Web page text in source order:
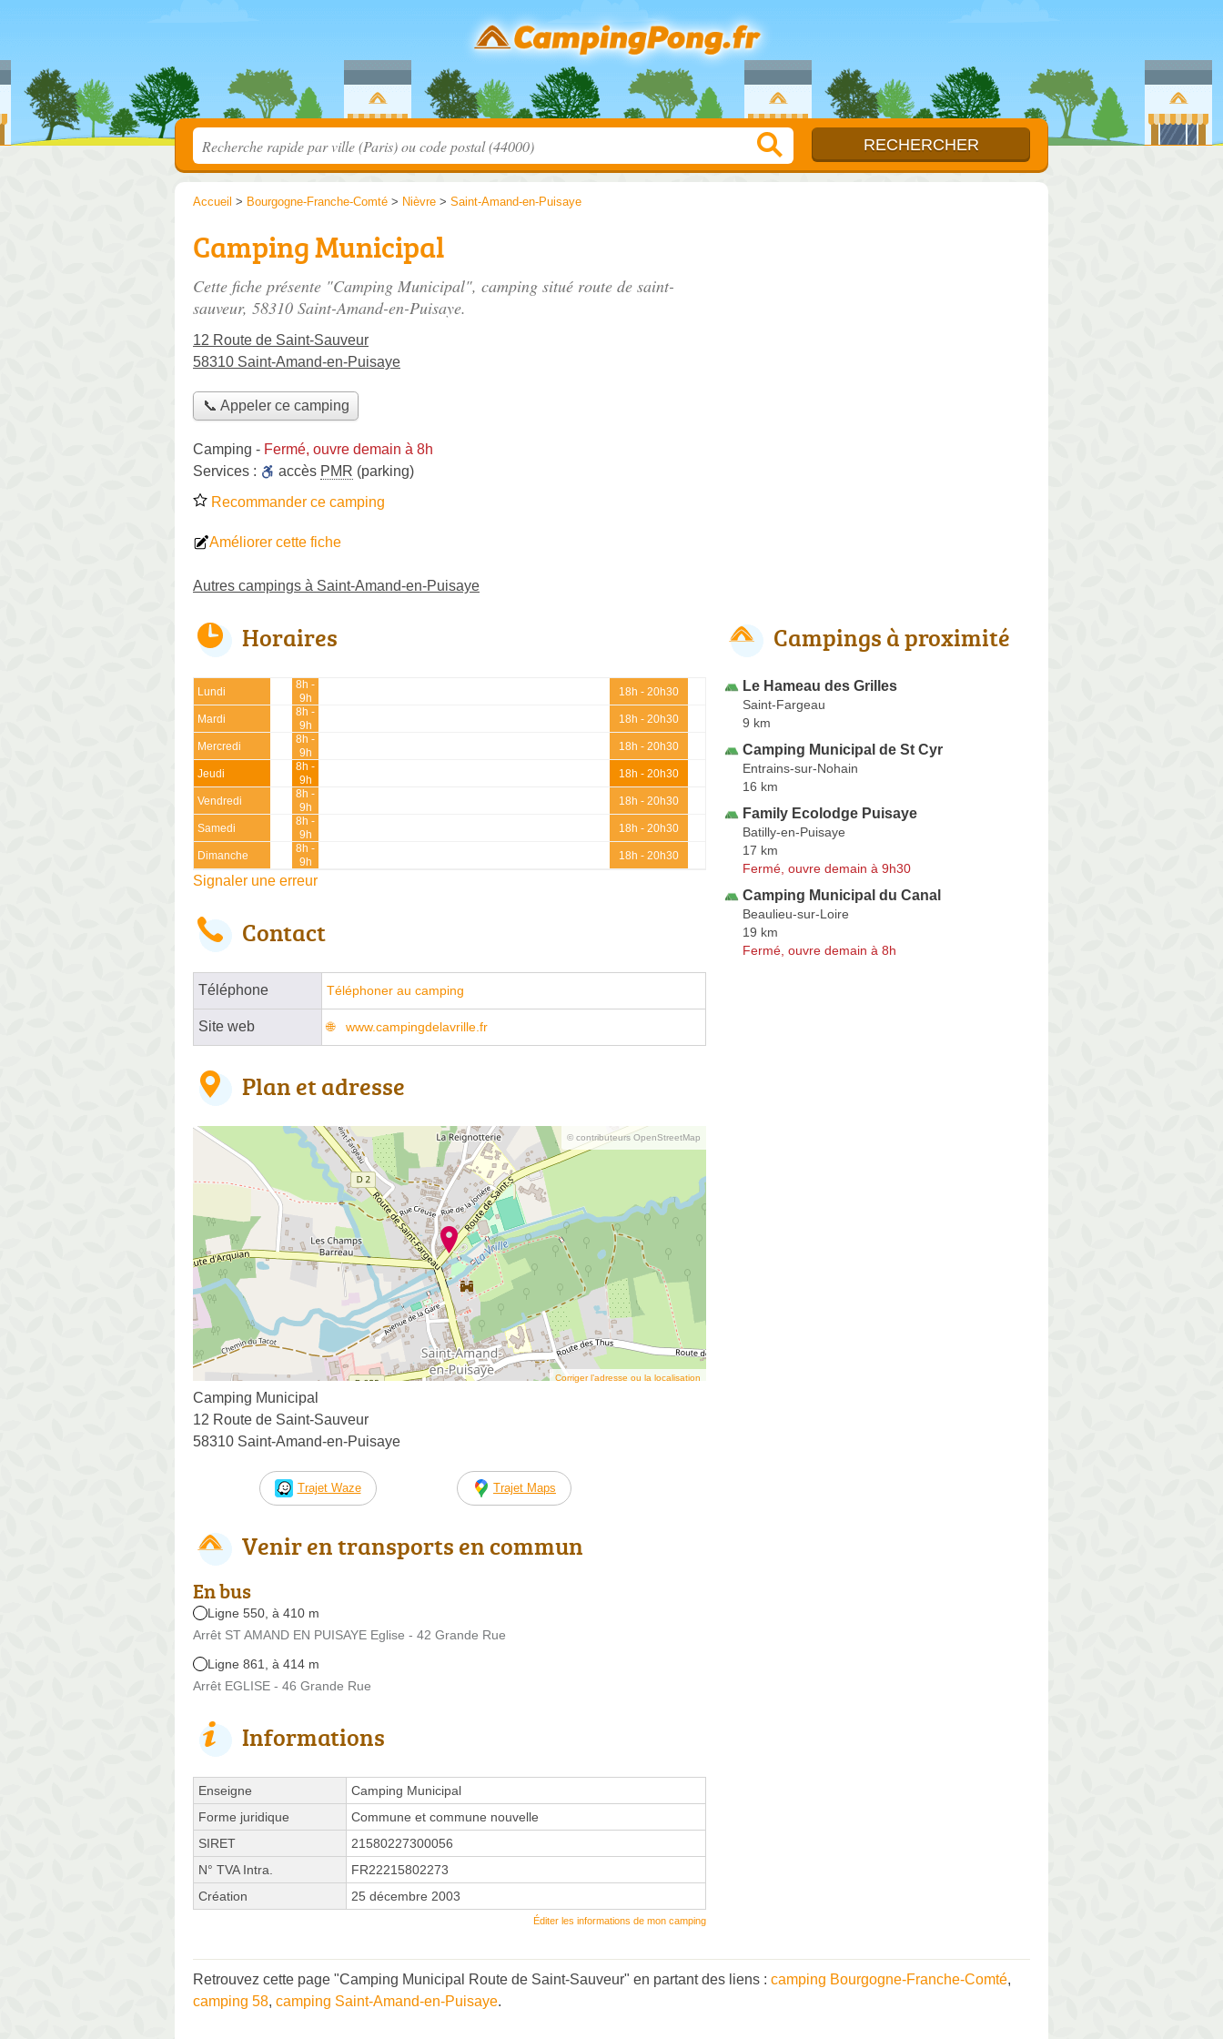
Accueil > Bourgogne-Franche-Comté > Nièvre > Saint-Amand-en-Puisaye
Camping Municipal
Cette fiche présente "Camping Municipal", camping situé route de saint-
sauveur, 58310 Saint-Amand-en-Puisaye.
12 Route de Saint-Sauveur
58310 Saint-Amand-en-Puisaye
📞 Appeler ce camping
Camping - Fermé, ouvre demain à 8h
Services :
accès PMR (parking)
Recommander ce camping
Améliorer cette fiche
Autres campings à Saint-Amand-en-Puisaye
Horaires
Lundi
8h -
9h
18h - 20h30
Mardi
8h -
9h
18h - 20h30
Mercredi
8h -
9h
18h - 20h30
Jeudi
8h -
9h
18h - 20h30
Vendredi
8h -
9h
18h - 20h30
Samedi
8h -
9h
18h - 20h30
Dimanche
8h -
9h
18h - 20h30
Signaler une erreur
Contact
Téléphone Téléphoner au camping
Site web www.campingdelavrille.fr
Plan et adresse
© contributeurs OpenStreetMap
Corriger l’adresse ou la localisation
Camping Municipal
12 Route de Saint-Sauveur
58310 Saint-Amand-en-Puisaye
Trajet Waze Trajet Maps
Venir en transports en commun
En bus
Ligne 550, à 410 m
Arrêt ST AMAND EN PUISAYE Eglise - 42 Grande Rue
Ligne 861, à 414 m
Arrêt EGLISE - 46 Grande Rue
Informations
Enseigne
Camping Municipal
Forme juridique
Commune et commune nouvelle
SIRET
21580227300056
N° TVA Intra.
FR22215802273
Création
25 décembre 2003
Éditer les informations de mon camping
Campings à proximité
Le Hameau des Grilles
Saint-Fargeau
9 km
Camping Municipal de St Cyr
Entrains-sur-Nohain
16 km
Family Ecolodge Puisaye
Batilly-en-Puisaye
17 km
Fermé, ouvre demain à 9h30
Camping Municipal du Canal
Beaulieu-sur-Loire
19 km
Fermé, ouvre demain à 8h
Retrouvez cette page "Camping Municipal Route de Saint-Sauveur" en partant des liens : camping Bourgogne-Franche-Comté,
camping 58, camping Saint-Amand-en-Puisaye.